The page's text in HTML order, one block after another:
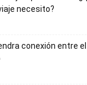
necesito?
conexión entre el